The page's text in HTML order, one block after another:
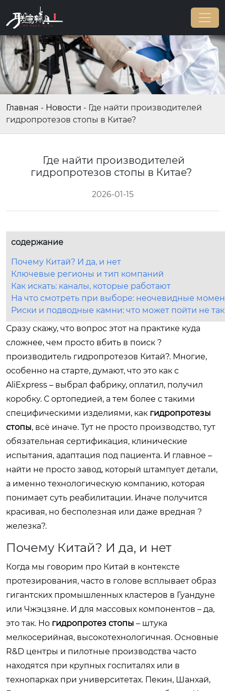
Главная - Новости - Где найти производителей
гидропротезов стопы в Китае?
Где найти производителей
гидропротезов стопы в Китае?
2026-01-15
содержание
Почему Китай? И да, и нет
Ключевые регионы и тип компаний
Как искать: каналы, которые работают
На что смотреть при выборе: неочевидные
Риски и подводные камни: что может пойти не так
Сразу скажу, что вопрос этот на практике куда
сложнее, чем просто вбить в поиск ?
производитель гидропротезов Китай?. Многие,
особенно на старте, думают, что это как с
AliExpress – выбрал фабрику, оплатил, получил
коробку. С ортопедией, а тем более с такими
специфическими изделиями, как гидропротезы
стопы, всё иначе. Тут не просто производство, тут
обязательная сертификация, клинические
испытания, адаптация под пациента. И главное –
найти не просто завод, который штампует детали,
а именно технологическую компанию, которая
понимает суть реабилитации. Иначе получится
красивая, но бесполезная или даже вредная ?
железка?.
Почему Китай? И да, и нет
Когда мы говорим про Китай в контексте
протезирования, часто в голове всплывает образ
гигантских промышленных кластеров в Гуандуне
или Чжэцзяне. И для массовых компонентов – да,
это так. Но гидропротез стопы – штука
мелкосерийная, высокотехнологичная. Основные
R&D центры и пилотные производства часто
находятся при крупных госпиталях или в
технопарках при университетах. Пекин, Шанхай,